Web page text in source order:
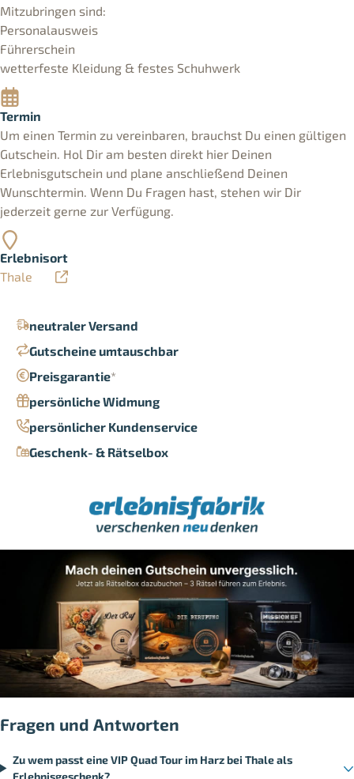
neutraler Versand
Gutscheine umtauschbar
Preisgarantie*
persönliche Widmung
persönlicher Kundenservice
Geschenk- & Rätselbox
Mitzubringen sind:
Personalausweis
Führerschein
wetterfeste Kleidung & festes Schuhwerk
Termin
Um einen Termin zu vereinbaren, brauchst Du einen gültigen
Gutschein. Hol Dir am besten direkt hier Deinen
Erlebnisgutschein und plane anschließend Deinen
Wunschtermin. Wenn Du Fragen hast, stehen wir Dir
jederzeit gerne zur Verfügung.
Erlebnisort
Thale
Fragen und Antworten
Zu wem passt eine VIP Quad Tour im Harz bei Thale als